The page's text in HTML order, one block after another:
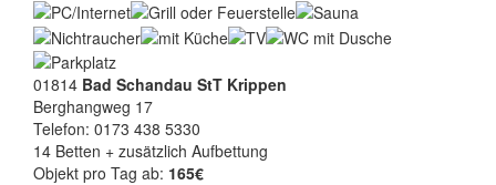
01814 Bad Schandau StT Krippen
Berghangweg 17
Telefon: 0173 438 5330
14 Betten + zusätzlich Aufbettung
Objekt pro Tag ab: 165€